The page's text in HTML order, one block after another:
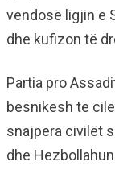
vendosë ligjin e
dhe kufizon të
Partia pro
besnikesh te
snajpera civilët
dhe